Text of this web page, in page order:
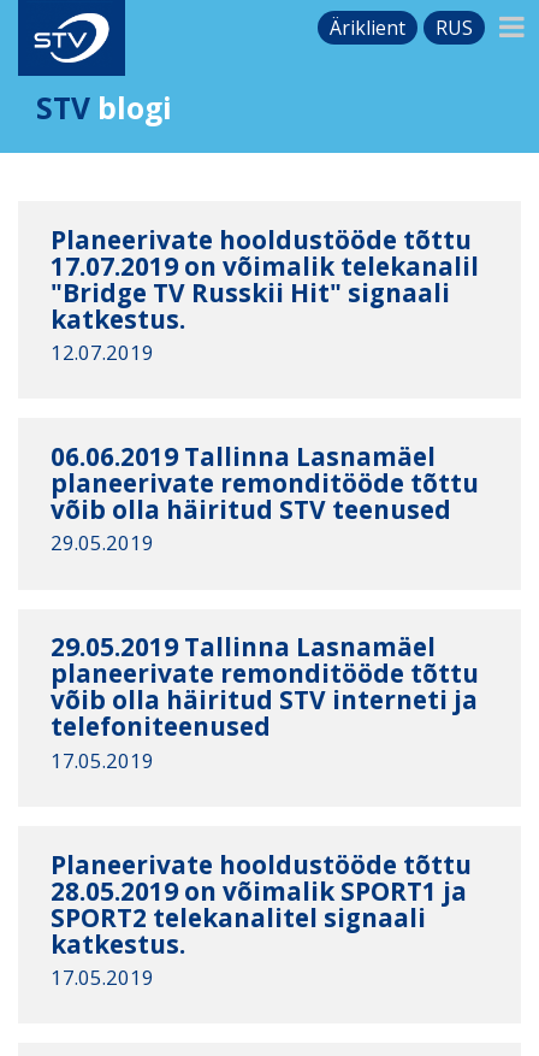
Äriklient RUS
STV blogi
Planeerivate hooldustööde tõttu
17.07.2019 on võimalik telekanalil
"Bridge TV Russkii Hit" signaali
katkestus.
12.07.2019
06.06.2019 Tallinna Lasnamäel
planeerivate remonditööde tõttu
võib olla häiritud STV teenused
29.05.2019
29.05.2019 Tallinna Lasnamäel
planeerivate remonditööde tõttu
võib olla häiritud STV interneti ja
telefoniteenused
17.05.2019
Planeerivate hooldustööde tõttu
28.05.2019 on võimalik SPORT1 ja
SPORT2 telekanalitel signaali
katkestus.
17.05.2019